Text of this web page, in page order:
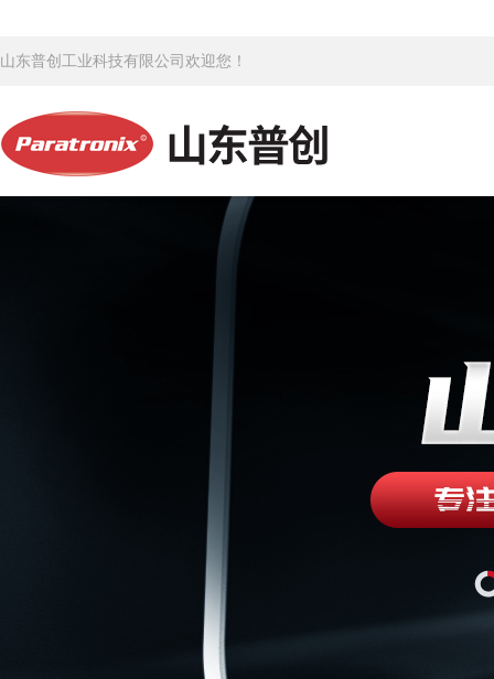
山东普创工业科技有限公司欢迎您！